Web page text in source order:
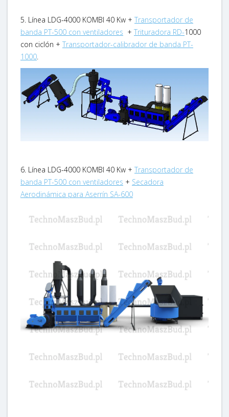
5. Línea LDG-4000 KOMBI 40 Kw + Transportador de
banda PT-500 con ventiladores + Trituradora RD-1000
con ciclón + Transportador-calibrador de banda PT-
1000.
6. Línea LDG-4000 KOMBI 40 Kw + Transportador de
banda PT-500 con ventiladores + Secadora
Aerodinámica para Aserrín SA-600